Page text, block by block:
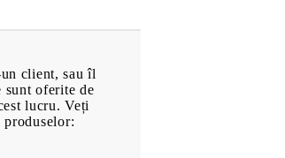
de Protecție
& JOCURI
client, sau îl
sunt oferite de
lucru. Veți